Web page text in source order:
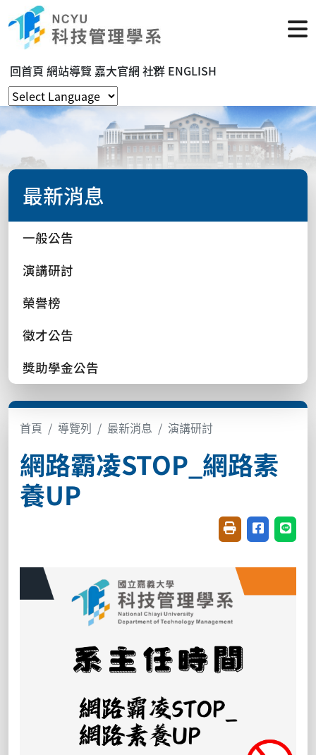
回首頁 網站導覽 嘉大官網 社群 ENGLISH
最新消息
一般公告
演講研討
榮譽榜
徵才公告
獎助學金公告
首頁 導覽列 最新消息 演講研討
網路霸凌STOP_網路素
養UP
友善列印(開新視
分享至臉書
分享